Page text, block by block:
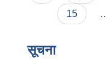
15
सूचना